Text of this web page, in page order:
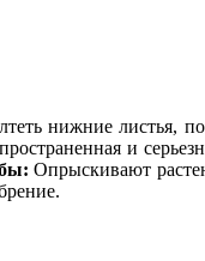
ниж­ние листья,
и
Опрыскива­ют